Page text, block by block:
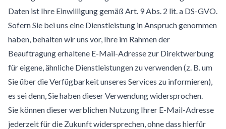
Daten ist Ihre Einwilligung gemäß Art. 9 Abs. 2 lit. a DS-GVO.
Sofern Sie bei uns eine Dienstleistung in Anspruch genommen
haben, behalten wir uns vor, Ihre im Rahmen der
Beauftragung erhaltene E-Mail-Adresse zur Direktwerbung
für eigene, ähnliche Dienstleistungen zu verwenden (z. B. um
Sie über die Verfügbarkeit unseres Services zu informieren),
es sei denn, Sie haben dieser Verwendung widersprochen.
Sie können dieser werblichen Nutzung Ihrer E-Mail-Adresse
jederzeit für die Zukunft widersprechen, ohne dass hierfür